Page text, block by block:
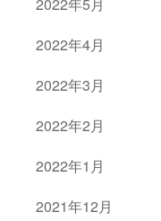
2022年4月
2022年3月
2022年2月
2022年1月
2021年12月